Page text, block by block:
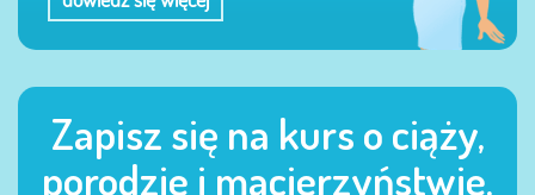
Zapisz się na kurs o ciąży,
porodzie i macierzyństwie.